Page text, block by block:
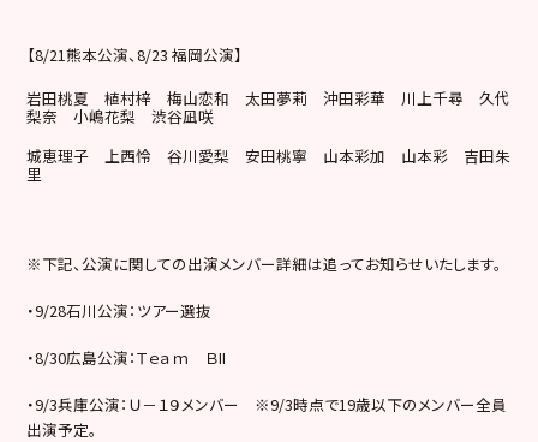
【8/21熊本公演、8/23 福岡公演】
岩田桃夏 植村梓 梅山恋和 太田夢莉 沖田彩華 川上千尋 久代
梨奈 小嶋花梨 渋谷凪咲
城恵理子 上西怜 谷川愛梨 安田桃寧 山本彩加 山本彩 吉田朱
里
※下記、公演に関しての出演メンバー詳細は追ってお知らせいたします。
・9/28石川公演：ツアー選抜
・8/30広島公演：Ｔｅａｍ ＢII
・9/3兵庫公演：Ｕ－１９メンバー ※9/3時点で19歳以下のメンバー全員
出演予定。